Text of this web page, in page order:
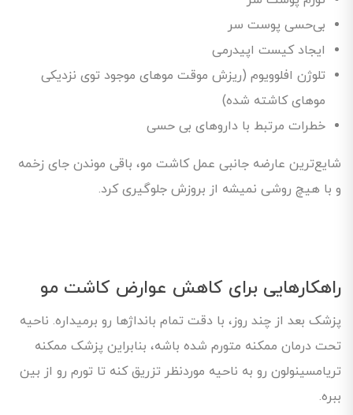
بی‌حسی پوست سر
ایجاد کیست اپیدرمی
تلوژن افلوویوم (ریزش موقت موهای موجود توی نزدیکی
موهای کاشته شده)
خطرات مرتبط با داروهای بی حسی
شایع‌ترین عارضه جانبی عمل کاشت مو، باقی موندن جای زخمه
و با هیچ روشی نمیشه از بروزش جلوگیری کرد.
راهکارهایی برای کاهش عوارض کاشت مو
پزشک بعد از چند روز، با دقت تمام بانداژها رو برمیداره. ناحیه
تحت درمان ممکنه متورم شده باشه، بنابراین پزشک ممکنه
تریامسینولون رو به ناحیه موردنظر تزریق کنه تا تورم رو از بین
ببره.